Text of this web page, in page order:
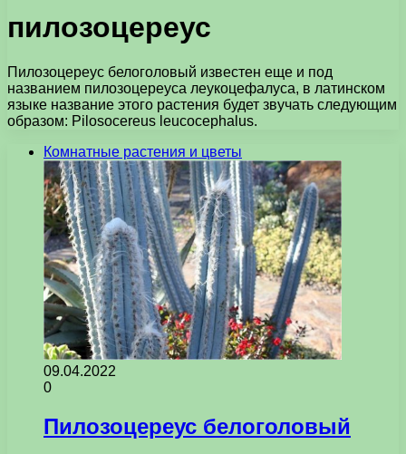
пилозоцереус
Пилозоцереус белоголовый известен еще и под
названием пилозоцереуса леукоцефалуса, в латинском
языке название этого растения будет звучать следующим
образом: Pilosocereus leucocephalus.
Комнатные растения и цветы
09.04.2022
0
Пилозоцереус белоголовый